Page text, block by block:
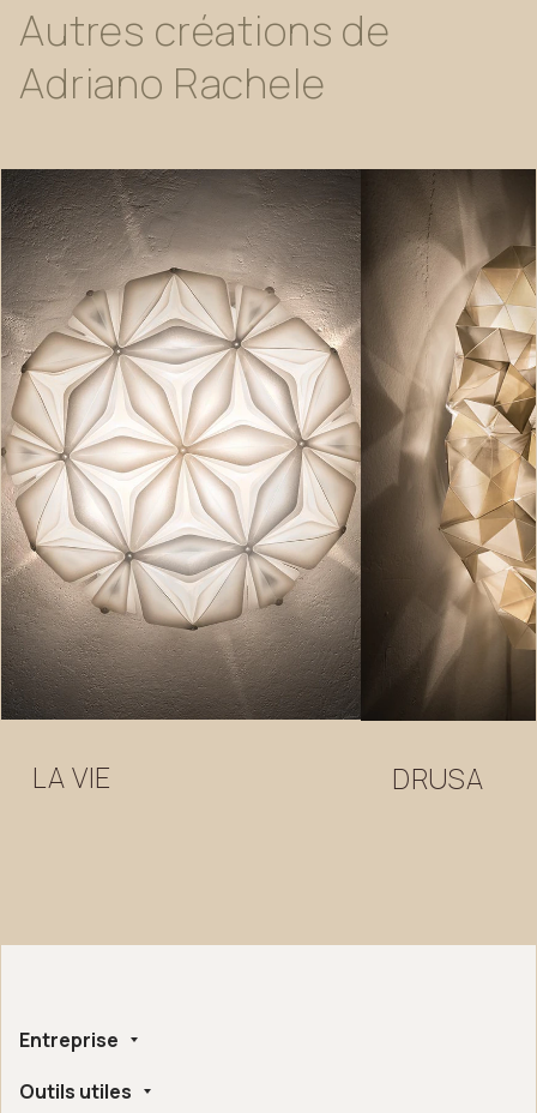
Autres créations de
Adriano Rachele
LAVIE DRUSA
Entreprise
Qui nous sommes
Outils utiles